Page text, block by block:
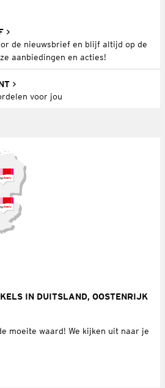
de nieuwsbrief en blijf altijd op de
aanbiedingen en acties!
voor jou
IN DUITSLAND, OOSTENRIJK
moeite waard! We kijken uit naar je